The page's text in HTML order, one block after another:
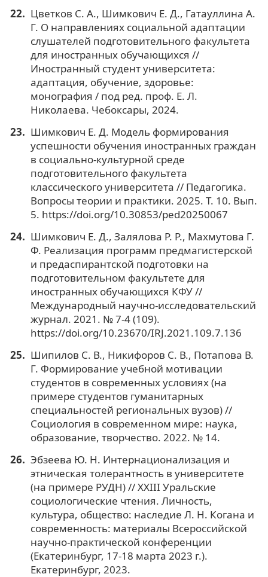
Цветков С. А., Шимкович Е. Д., Гатауллина А.
Г. О направлениях социальной адаптации
слушателей подготовительного факультета
для иностранных обучающихся //
Иностранный студент университета:
адаптация, обучение, здоровье:
монография / под ред. проф. Е. Л.
Николаева. Чебоксары, 2024.
Шимкович Е. Д. Модель формирования
успешности обучения иностранных граждан
в социально-культурной среде
подготовительного факультета
классического университета // Педагогика.
Вопросы теории и практики. 2025. Т. 10. Вып.
5. https://doi.org/10.30853/ped20250067
Шимкович Е. Д., Залялова Р. Р., Махмутова Г.
Ф. Реализация программ предмагистерской
и предаспирантской подготовки на
подготовительном факультете для
иностранных обучающихся КФУ //
Международный научно-исследовательский
журнал. 2021. № 7-4 (109).
https://doi.org/10.23670/IRJ.2021.109.7.136
Шипилов С. В., Никифоров С. В., Потапова В.
Г. Формирование учебной мотивации
студентов в современных условиях (на
примере студентов гуманитарных
специальностей региональных вузов) //
Социология в современном мире: наука,
образование, творчество. 2022. № 14.
Эбзеева Ю. Н. Интернационализация и
этническая толерантность в университете
(на примере РУДН) // XXIII Уральские
социологические чтения. Личность,
культура, общество: наследие Л. Н. Когана и
современность: материалы Всероссийской
научно-практической конференции
(Екатеринбург, 17-18 марта 2023 г.).
Екатеринбург, 2023.